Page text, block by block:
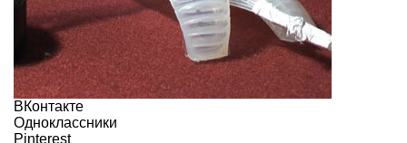
ВКонтакте
Одноклассники
Pinterest